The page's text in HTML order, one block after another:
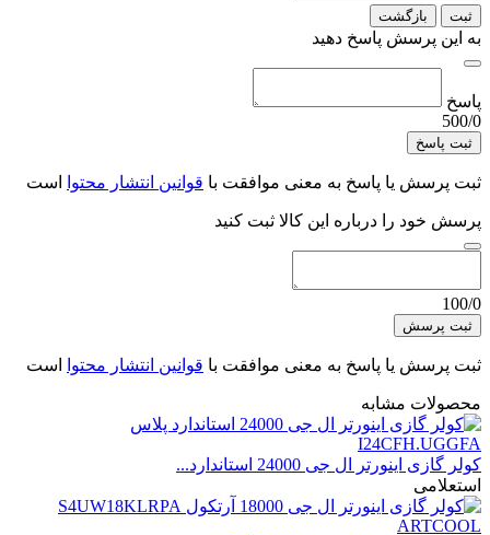
ثبت بازگشت
به این پرسش پاسخ دهید
پاسخ
500/0
ثبت پاسخ
ثبت پرسش یا پاسخ به معنی موافقت با قوانین انتشار محتوا است
پرسش خود را درباره این کالا ثبت کنید
100/0
ثبت پرسش
ثبت پرسش یا پاسخ به معنی موافقت با قوانین انتشار محتوا است
محصولات مشابه
کولر گازی اینورتر ال جی 24000 استاندارد...
استعلامی